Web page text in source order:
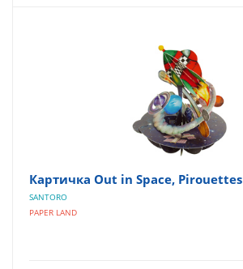
Картичка Out in Space, Pirouettes
SANTORO
PAPER LAND